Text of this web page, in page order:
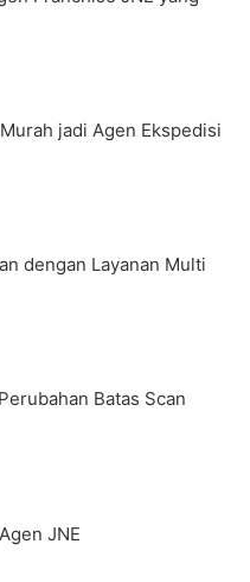
jadi Agen Ekspedisi
dengan Layanan Multi
Batas Scan
JNE